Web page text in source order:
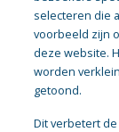
selecteren die
voorbeeld zijn
deze website.
worden
getoond.
Dit verbetert